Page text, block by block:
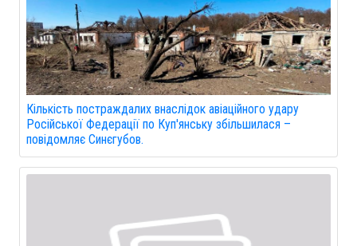
Кількість постраждалих внаслідок авіаційного удару
Російської Федерації по Куп'янську збільшилася –
повідомляє Синєгубов.